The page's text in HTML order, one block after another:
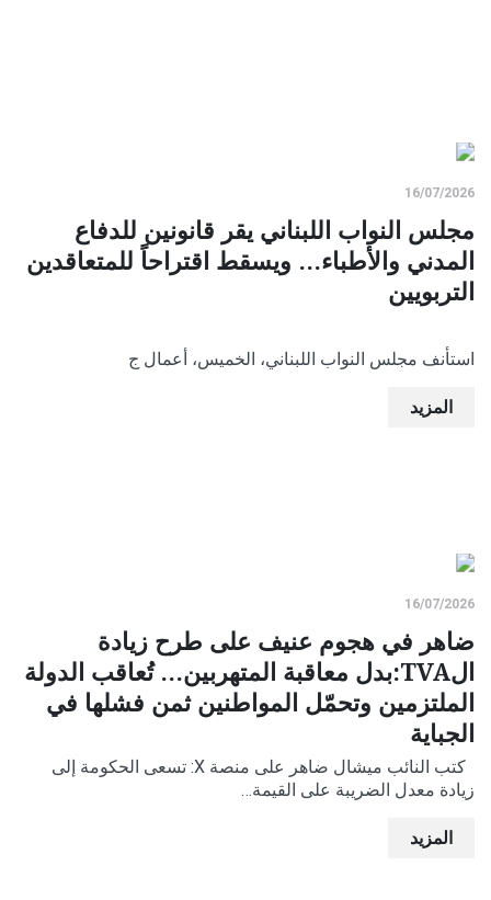
16/07/2026
مجلس النواب اللبناني يقر قانونين للدفاع
المدني والأطباء... ويسقط اقتراحاً للمتعاقدين
التربويين
استأنف مجلس النواب اللبناني، الخميس، أعمال ج
المزيد
16/07/2026
ضاهر في هجوم عنيف على طرح زيادة
الTVA:بدل معاقبة المتهربين... تُعاقب الدولة
الملتزمين وتحمّل المواطنين ثمن فشلها في
الجباية
كتب النائب ميشال ضاهر على منصة X: ‏تسعى الحكومة إلى
زيادة معدل الضريبة على القيمة…
المزيد